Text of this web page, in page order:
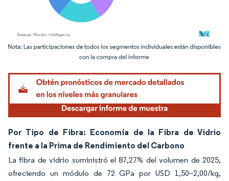
Imagen © Mordor Intelligence. El uso requiere atribución según CC BY 4.0.
Por Tipo de Fibra: Economía de la Fibra de Vidrio
frente a la Prima de Rendimiento del Carbono
La fibra de vidrio suministró el 87,27% del volumen de 2025,
ofreciendo un módulo de 72 GPa por USD 1,50–2,00/kg,